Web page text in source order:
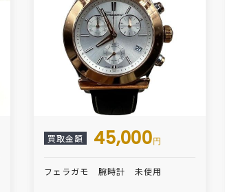
買取金額 45,000円
フェラガモ 腕時計 未使用